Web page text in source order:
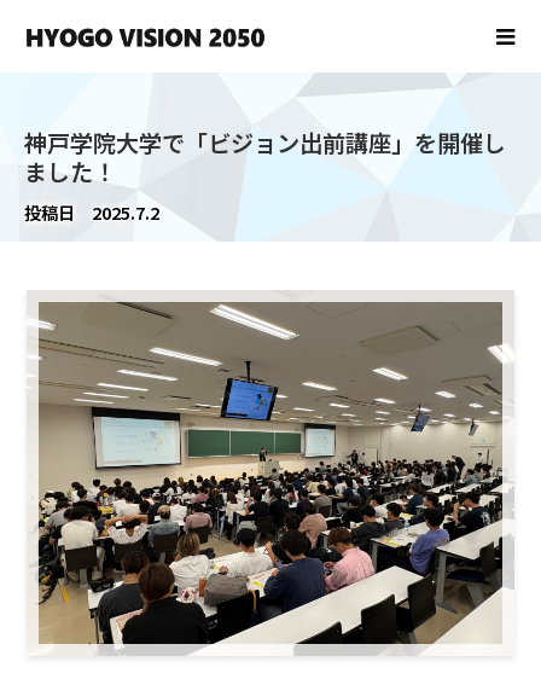
神戸学院大学で「ビジョン出前講座」を開催し
ました！
投稿日 2025.7.2